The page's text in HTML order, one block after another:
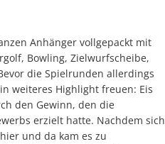
Anhänger vollgepackt mit
Bowling, Zielwurfscheibe,
die Spielrunden allerdings
weiteres Highlight freuen: Eis
den Gewinn, den die
erzielt hatte. Nachdem sich
und da kam es zu